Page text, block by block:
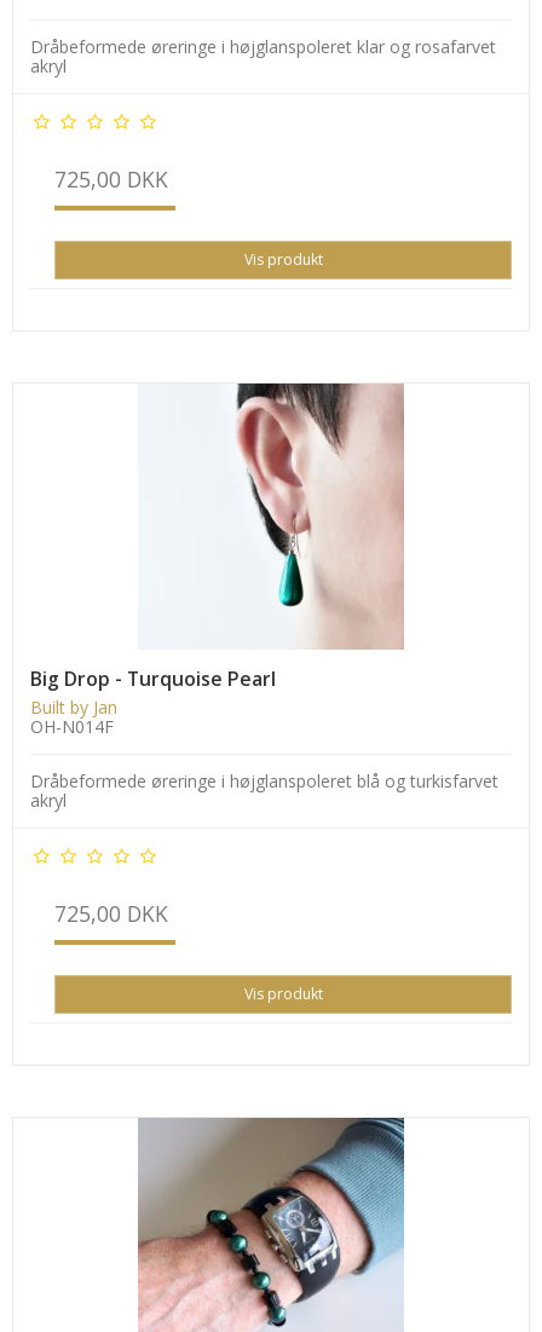
Dråbeformede øreringe i højglanspoleret klar og rosafarvet
akryl
725,00 DKK
Vis produkt
Big Drop - Turquoise Pearl
Built by Jan
OH-N014F
Dråbeformede øreringe i højglanspoleret blå og turkisfarvet
akryl
725,00 DKK
Vis produkt